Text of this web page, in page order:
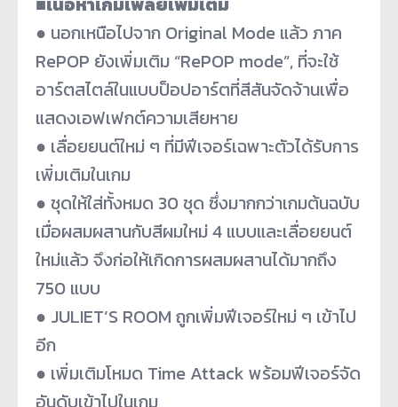
● นอกเหนือไปจาก Original Mode แล้ว ภาค
RePOP ยังเพิ่มเติม “RePOP mode”, ที่จะใช้
อาร์ตสไตล์ในแบบป็อปอาร์ตที่สีสันจัดจ้านเพื่อ
แสดงเอฟเฟกต์ความเสียหาย
● เลื่อยยนต์ใหม่ ๆ ที่มีฟีเจอร์เฉพาะตัวได้รับการ
เพิ่มเติมในเกม
● ชุดให้ใส่ทั้งหมด 30 ชุด ซึ่งมากกว่าเกมต้นฉบับ
เมื่อผสมผสานกับสีผมใหม่ 4 แบบและเลื่อยยนต์
ใหม่แล้ว จึงก่อให้เกิดการผสมผสานได้มากถึง
750 แบบ
● JULIET’S ROOM ถูกเพิ่มฟีเจอร์ใหม่ ๆ เข้าไป
อีก
● เพิ่มเติมโหมด Time Attack พร้อมฟีเจอร์จัด
อันดับเข้าไปในเกม